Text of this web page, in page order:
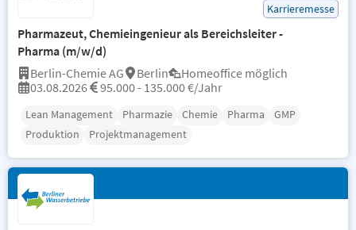
Karrieremesse
Pharmazeut, Chemieingenieur als Bereichsleiter -
Pharma (m/w/d)
Berlin-Chemie AG
Berlin
Homeoffice möglich
03.08.2026
95.000 - 135.000 €/Jahr
Lean Management Pharmazie Chemie Pharma
GMP
Produktion
Projektmanagement